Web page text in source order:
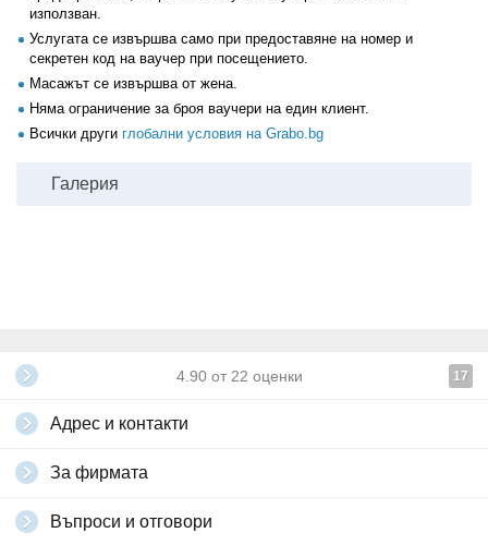
използван.
Услугата се извършва само при предоставяне на номер и
секретен код на ваучер при посещението.
Масажът се извършва от жена.
Няма ограничение за броя ваучери на един клиент.
Всички други глобални условия на Grabo.bg
Галерия
4.90 от 22 оценки 17
Адрес и контакти
За фирмата
Въпроси и отговори